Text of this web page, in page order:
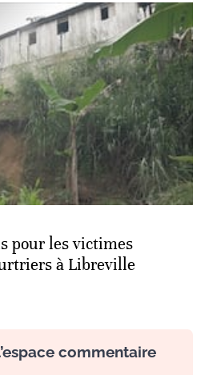
pour les victimes
à Libreville
commentaire